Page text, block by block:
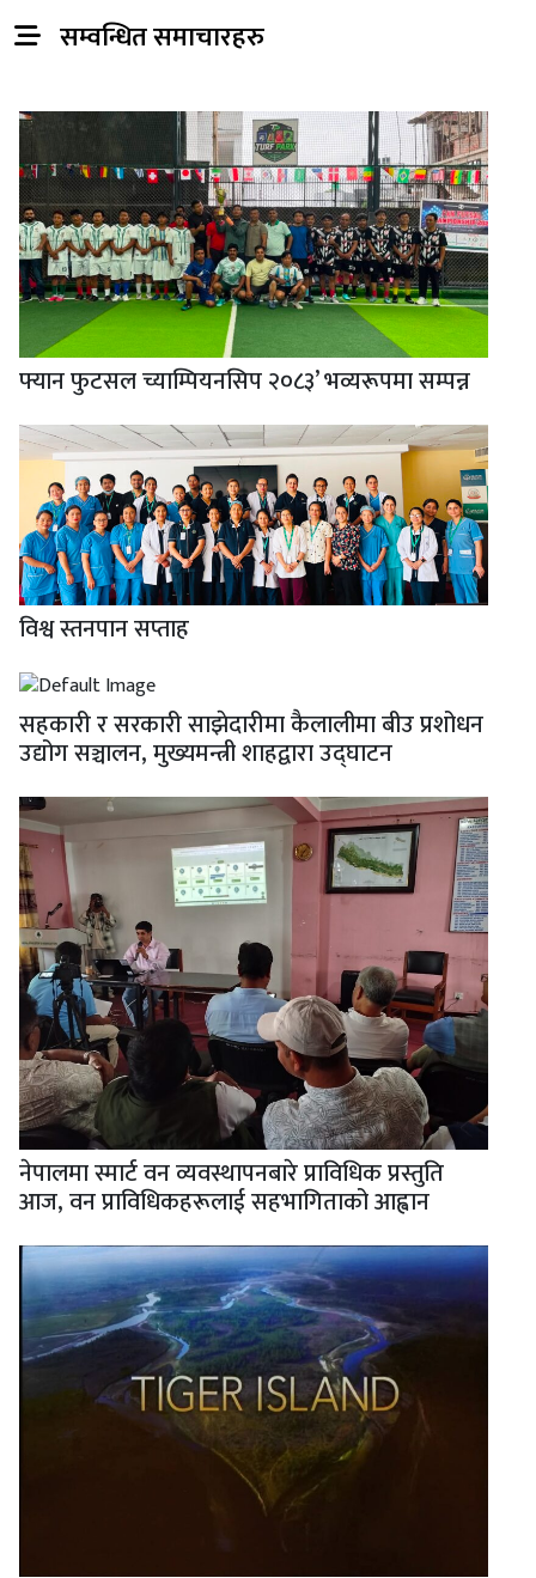
सम्वन्धित समाचारहरु
फ्यान फुटसल च्याम्पियनसिप २०८३’ भव्यरूपमा सम्पन्न
विश्व स्तनपान सप्ताह
सहकारी र सरकारी साझेदारीमा कैलालीमा बीउ प्रशोधन
उद्योग सञ्चालन, मुख्यमन्त्री शाहद्वारा उद्घाटन
नेपालमा स्मार्ट वन व्यवस्थापनबारे प्राविधिक प्रस्तुति
आज, वन प्राविधिकहरूलाई सहभागिताको आह्वान